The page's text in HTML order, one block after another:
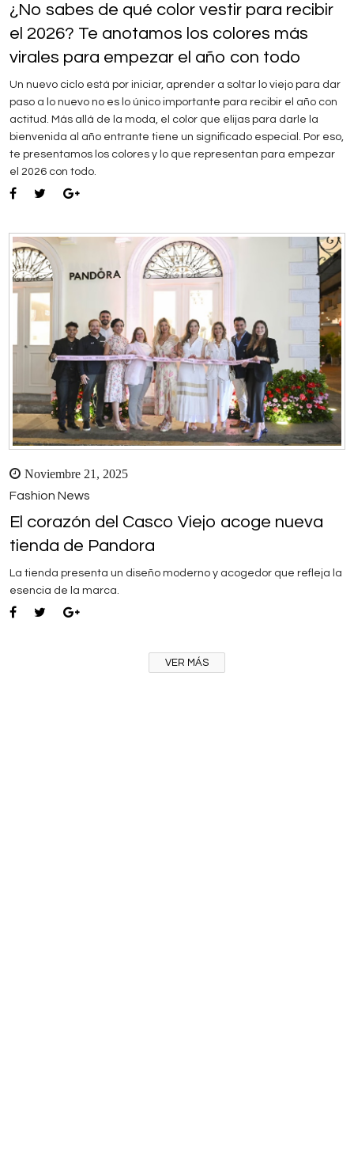
¿No sabes de qué color vestir para recibir
el 2026? Te anotamos los colores más
virales para empezar el año con todo
Un nuevo ciclo está por iniciar, aprender a soltar lo viejo para dar
paso a lo nuevo no es lo único importante para recibir el año con
actitud. Más allá de la moda, el color que elijas para darle la
bienvenida al año entrante tiene un significado especial. Por eso,
te presentamos los colores y lo que representan para empezar
el 2026 con todo.
Noviembre 21, 2025
Fashion News
El corazón del Casco Viejo acoge nueva
tienda de Pandora
La tienda presenta un diseño moderno y acogedor que refleja la
esencia de la marca.
VER MÁS